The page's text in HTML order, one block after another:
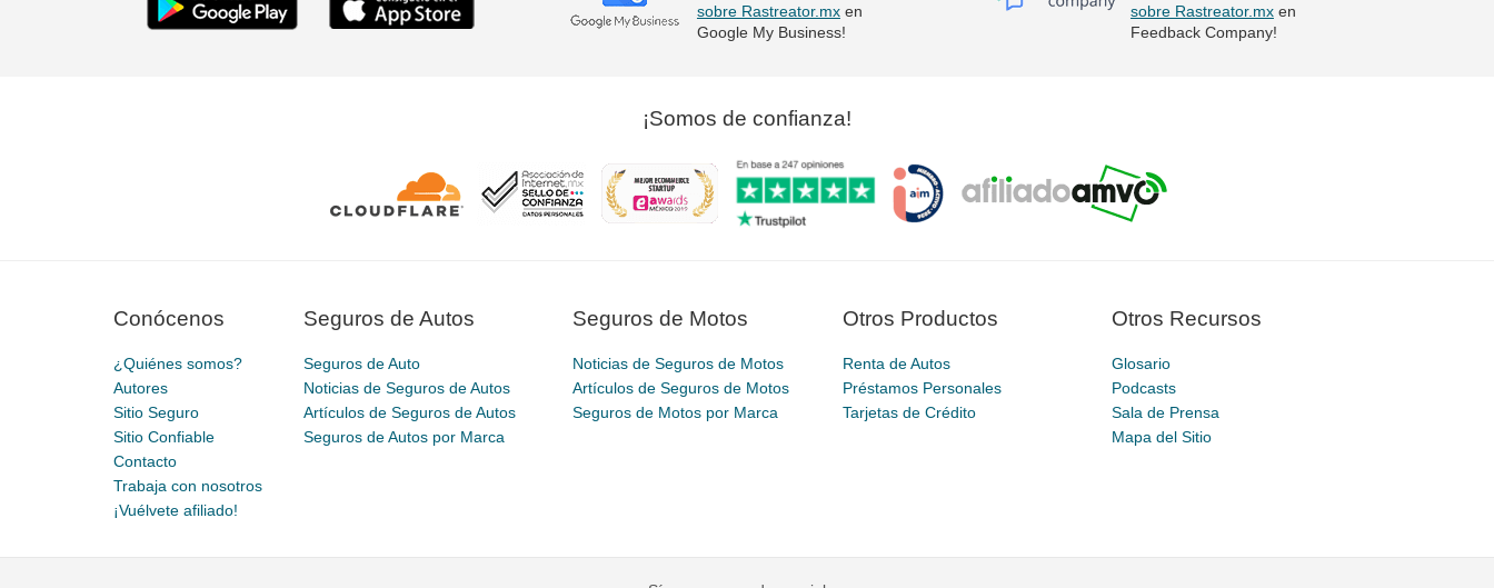
sobre Rastreator.mxen
Google My Business!
sobre Rastreator.mxen
Feedback Company!
¡Somos de confianza!
Conócenos
¿Quiénes somos?
Autores
Sitio Seguro
Sitio Confiable
Contacto
Trabaja con nosotros
¡Vuélvete afiliado!
Seguros de Autos
Seguros de Auto
Noticias de Seguros de Autos
Artículos de Seguros de Autos
Seguros de Autos por Marca
Seguros de Motos
Noticias de Seguros de Motos
Artículos de Seguros de Motos
Seguros de Motos por Marca
Otros Productos
Renta de Autos
Préstamos Personales
Tarjetas de Crédito
Otros Recursos
Glosario
Podcasts
Sala de Prensa
Mapa del Sitio